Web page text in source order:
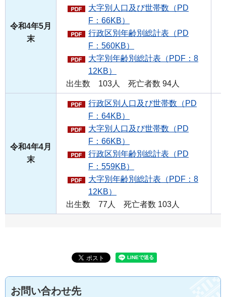
令和4年5月
末
大字別人口及び世帯数（PD
F：66KB）
行政区別年齢別総計表（PD
F：560KB）
大字別年齢別総計表（PDF：8
12KB）
出生数 103人 死亡者数 94人
令和4年4月
末
行政区別人口及び世帯数（PD
F：64KB）
大字別人口及び世帯数（PD
F：66KB）
行政区別年齢別総計表（PD
F：559KB）
大字別年齢別総計表（PDF：8
12KB）
出生数 77人 死亡者数 103人
お問い合わせ先